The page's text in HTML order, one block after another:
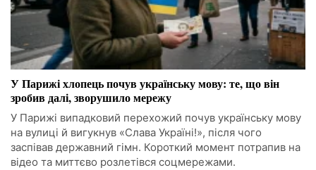
У Парижі хлопець почув українську мову: те, що він
зробив далі, зворушило мережу
У Парижі випадковий перехожий почув українську мову
на вулиці й вигукнув «Слава Україні!», після чого
заспівав державний гімн. Короткий момент потрапив на
відео та миттєво розлетівся соцмережами.